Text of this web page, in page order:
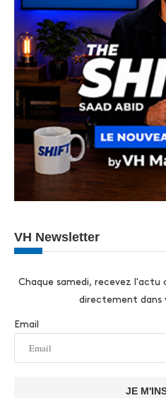
VH Newsletter
Chaque samedi, recevez
directement dans
Email
JE